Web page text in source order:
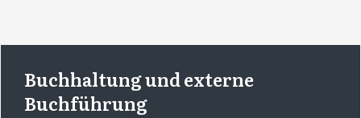
Buchhaltung und externe
Buchführung